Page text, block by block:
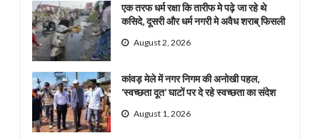
एक तरफ धर्म रक्षा कि तारीफ मे पढ़े जा रहे थे
कसिदे, दूसरी और धर्म नगरी मे अवैध शराब् फिसली
August 2, 2026
कांवड़ मेले में नगर निगम की अनोखी पहल,
‘स्वच्छता दूत’ घाटों पर दे रहे स्वच्छता का संदेश
August 1, 2026